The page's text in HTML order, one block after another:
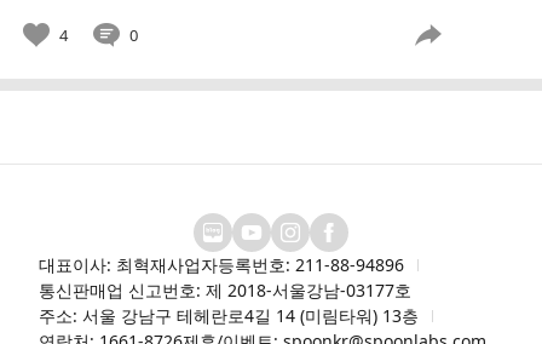
4 0
대표이사: 최혁재사업자등록번호: 211-88-94896
통신판매업 신고번호: 제 2018-서울강남-03177호
주소: 서울 강남구 테헤란로4길 14 (미림타워) 13층